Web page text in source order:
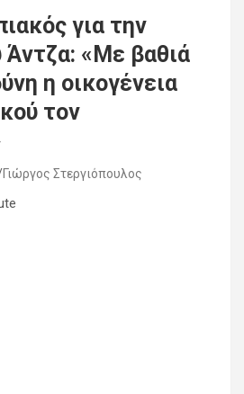
για την
«Με βαθιά
η οικογένεια
τον
Γιώργος Στεργιόπουλος